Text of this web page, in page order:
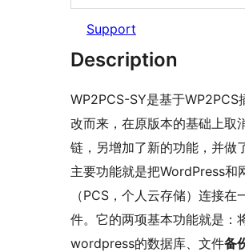
Support
Description
WP2PCS-SY是基于WP2PCS
改而来，在原版本的基础上取
链，另增加了新的功能，并做
主要功能就是把WordPress和
（PCS，个人云存储）连接在
件。它的两项基本功能就是：
wordpress的数据库、文件备